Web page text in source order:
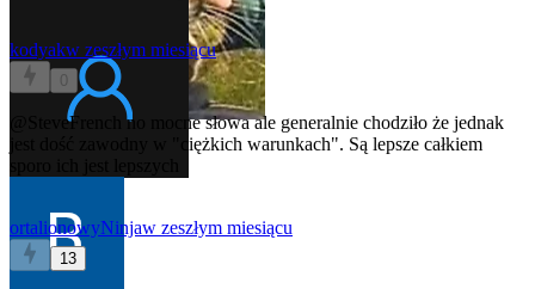
kodyakw zeszłym miesiącu
0
@SteveFrench
no mocne słowa ale generalnie chodziło że jednak
jest dość zawodny w "ciężkich warunkach". Są lepsze całkiem
ortalionowyNinjaw zeszłym miesiącu
13